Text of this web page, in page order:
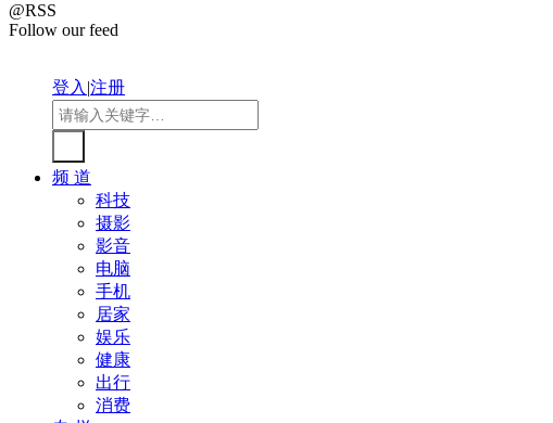
@RSS
Follow our feed
登入|注册
频 道
科技
摄影
影音
电脑
手机
居家
娱乐
健康
出行
消费